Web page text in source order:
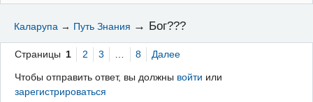
Правила
Вход
Каларупа → Путь Знания → Бог???
Страницы 1 2 3 … 8 Далее
Чтобы отправить ответ, вы должны войти или
зарегистрироваться